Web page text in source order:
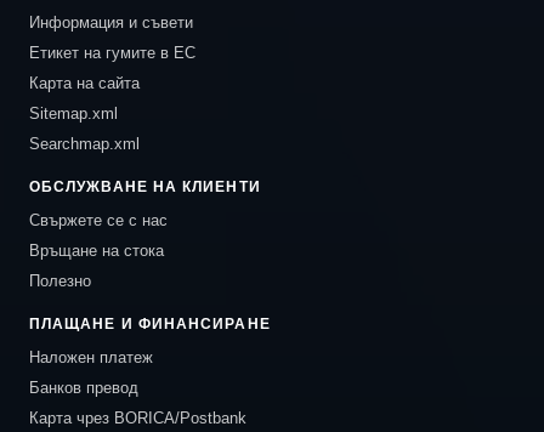
Информация и съвети
Етикет на гумите в ЕС
Карта на сайта
Sitemap.xml
Searchmap.xml
ОБСЛУЖВАНЕ НА КЛИЕНТИ
Свържете се с нас
Връщане на стока
Полезно
ПЛАЩАНЕ И ФИНАНСИРАНЕ
Наложен платеж
Банков превод
Карта чрез BORICA/Postbank